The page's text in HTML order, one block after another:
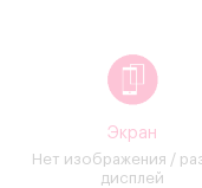
поврежден сенсор,
полосы,
отсутствует –
вам повезло
появились легкие
стекла iPhone 15 .
Экран
Нет изображения /
дисплей